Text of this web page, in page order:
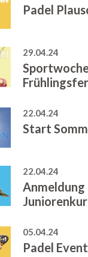
Padel
29.04.24
22.04.24
Start
22.04.24
Anmeldung
05.04.24
Padel